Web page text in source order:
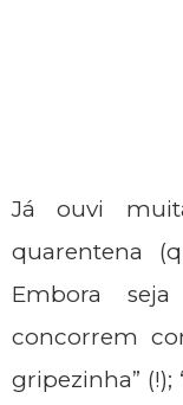
Já ouvi
quarentena
Embora
concorrem
gripezinha”